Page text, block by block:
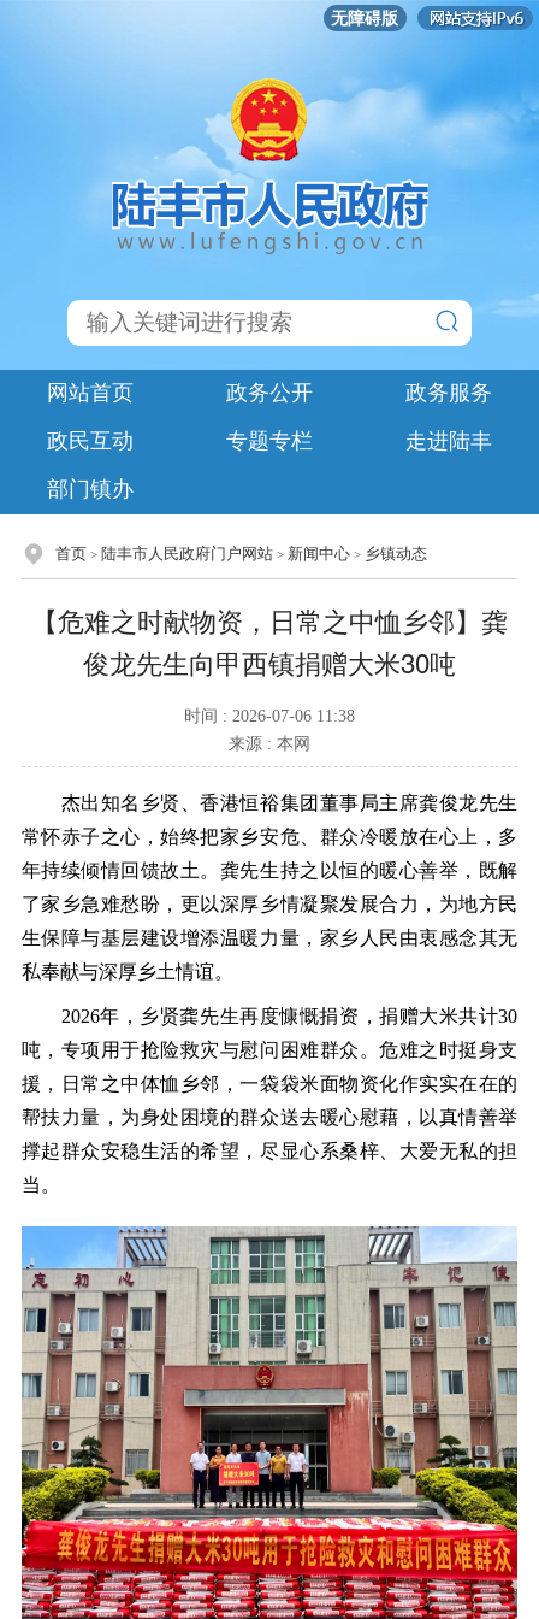
无障碍版
网站首页 政务公开
政务服务
政民互动
专题专栏
走进陆丰
部门镇办
首页 > 陆丰市人民政府门户网站 > 新闻中心 > 乡镇动态
【危难之时献物资，日常之中恤乡邻】龚
俊龙先生向甲西镇捐赠大米30吨
时间 : 2026-07-06 11:38
来源 : 本网
杰出知名乡贤、香港恒裕集团董事局主席龚俊龙先生
常怀赤子之心，始终把家乡安危、群众冷暖放在心上，多
年持续倾情回馈故土。龚先生持之以恒的暖心善举，既解
了家乡急难愁盼，更以深厚乡情凝聚发展合力，为地方民
生保障与基层建设增添温暖力量，家乡人民由衷感念其无
私奉献与深厚乡土情谊。
2026年，乡贤龚先生再度慷慨捐资，捐赠大米共计30
吨，专项用于抢险救灾与慰问困难群众。危难之时挺身支
援，日常之中体恤乡邻，一袋袋米面物资化作实实在在的
帮扶力量，为身处困境的群众送去暖心慰藉，以真情善举
撑起群众安稳生活的希望，尽显心系桑梓、大爱无私的担
当。